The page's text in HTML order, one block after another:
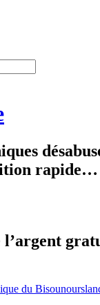
rapide…
l’argent
du